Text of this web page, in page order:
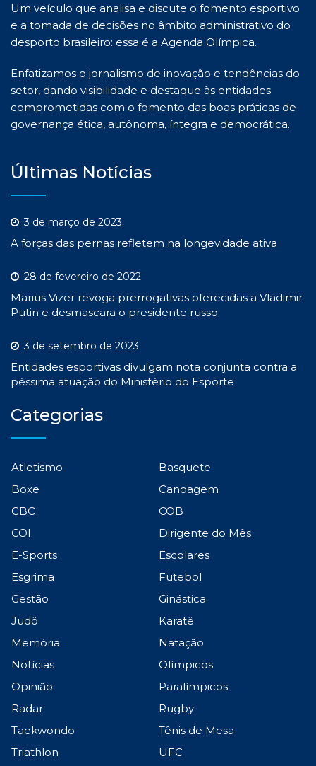
Um veículo que analisa e discute o fomento esportivo
e a tomada de decisões no âmbito administrativo do
desporto brasileiro: essa é a Agenda Olímpica.
Enfatizamos o jornalismo de inovação e tendências do
setor, dando visibilidade e destaque às entidades
comprometidas com o fomento das boas práticas de
governança ética, autônoma, íntegra e democrática.
Últimas Notícias
3 de março de 2023
A forças das pernas refletem na longevidade ativa
28 de fevereiro de 2022
Marius Vizer revoga prerrogativas oferecidas a Vladimir
Putin e desmascara o presidente russo
3 de setembro de 2023
Entidades esportivas divulgam nota conjunta contra a
péssima atuação do Ministério do Esporte
Categorias
Atletismo
Basquete
Boxe
Canoagem
CBC
COB
COI
Dirigente do Mês
E-Sports
Escolares
Esgrima
Futebol
Gestão
Ginástica
Judô
Karatê
Memória
Natação
Notícias
Olímpicos
Opinião
Paralímpicos
Radar
Rugby
Taekwondo
Tênis de Mesa
Triathlon
UFC